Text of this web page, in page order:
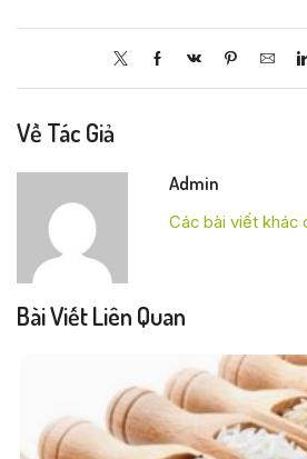
Về Tác Giả
Admin
Các bài viết khác
Bài Viết Liên Quan